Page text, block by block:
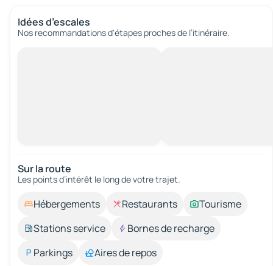
Idées d’escales
Nos recommandations d'étapes proches de l’itinéraire.
Sur la route
Les points d’intérêt le long de votre trajet.
Hébergements Restaurants
Tourisme
Stations service
Bornes de recharge
Parkings
Aires de repos